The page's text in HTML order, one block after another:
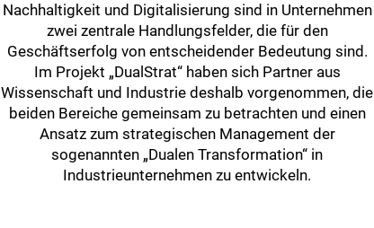
Nachhaltigkeit und Digitalisierung sind in Unternehmen
zwei zentrale Handlungsfelder, die für den
Geschäftserfolg von entscheidender Bedeutung sind.
Im Projekt „DualStrat“ haben sich Partner aus
Wissenschaft und Industrie deshalb vorgenommen, die
beiden Bereiche gemeinsam zu betrachten und einen
Ansatz zum strategischen Management der
sogenannten „Dualen Transformation“ in
Industrieunternehmen zu entwickeln.